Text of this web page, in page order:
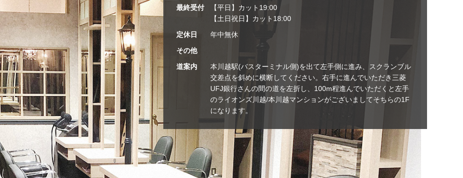
最終受付
【平日】カット19:00
【土日祝日】カット18:00
定休日
年中無休
その他
道案内
本川越駅(バスターミナル側)を出て左手側に進み、スクランブル
交差点を斜めに横断してください。右手に進んでいただき三菱
UFJ銀行さんの間の道を左折し、100m程進んでいただくと左手
のライオンズ川越/本川越マンションがございましてそちらの1F
になります。